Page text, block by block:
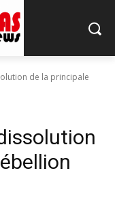
de la principale